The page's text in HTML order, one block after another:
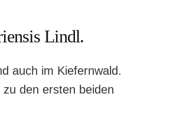
Lindl.
auch im Kiefernwald.
den ersten beiden